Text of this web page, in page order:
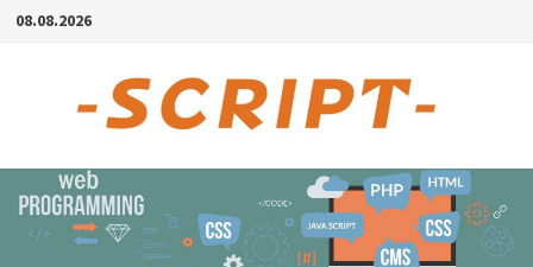
Перейти
содержимому
08.08.2026